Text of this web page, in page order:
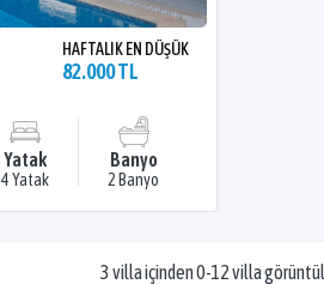
HAFTALIK EN DÜŞÜK
82.000 TL
Yatak
4 Yatak
Banyo
2 Banyo
3 villa içinden 0-12 villa